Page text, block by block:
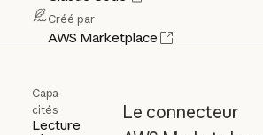
Créé par
AWS Marketplace
Capa
cités
Lecture
Le connecteur